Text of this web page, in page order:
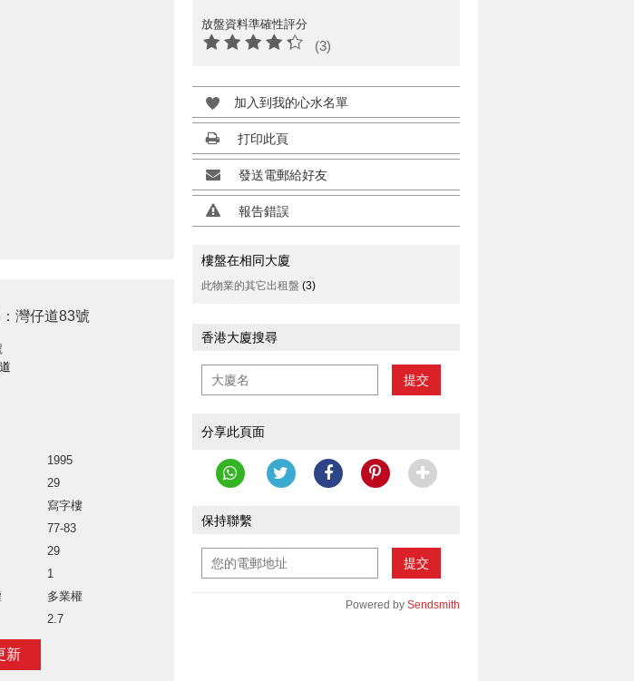
灣仔道83號
1995
29
寫字樓
77-83
29
1
多業權
2.7
新
放盤資料準確性評分
(3)
加入到我的心水名單
打印此頁
發送電郵給好友
報告錯誤
樓盤在相同大廈
此物業的其它出租盤 (3)
香港大廈搜尋
提交
分享此頁面
保持聯繫
提交
Powered by Sendsmith